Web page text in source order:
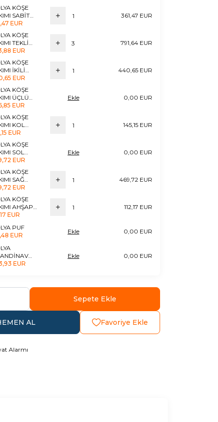
KÖŞE
SABİT
MODÜLÜ
EUR
361,47 EUR
KÖŞE
TEKLİ
EUR
791,64 EUR
KÖŞE
İKİLİ
EUR
440,65 EUR
KÖŞE
ÜÇLÜ
EUR
Ekle 0,00 EUR
KÖŞE
KOL
EUR
145,15 EUR
KÖŞE
SOL
EUR
Ekle 0,00 EUR
KÖŞE
SAĞ
EUR
469,72 EUR
KÖŞE
AHŞAP
MODÜLÜ
EUR
112,17 EUR
POLYA PUF
EUR
Ekle 0,00 EUR
BERJER
EUR
Ekle 0,00 EUR
Sepete Ekle
AL Favoriye Ekle
Alarmı